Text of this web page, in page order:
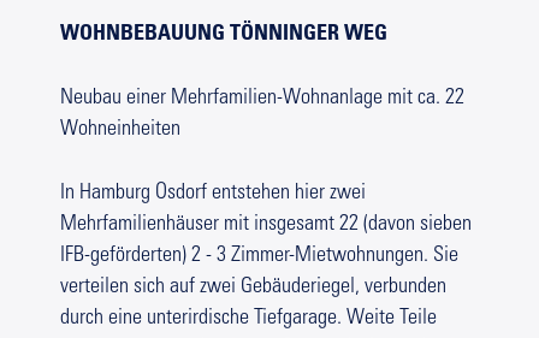
WOHNBEBAUUNG TÖNNINGER WEG
Neubau einer Mehrfamilien-Wohnanlage mit ca. 22
Wohneinheiten
In Hamburg Osdorf entstehen hier zwei
Mehrfamilienhäuser mit insgesamt 22 (davon sieben
IFB-geförderten) 2 - 3 Zimmer-Mietwohnungen. Sie
verteilen sich auf zwei Gebäuderiegel, verbunden
durch eine unterirdische Tiefgarage. Weite Teile